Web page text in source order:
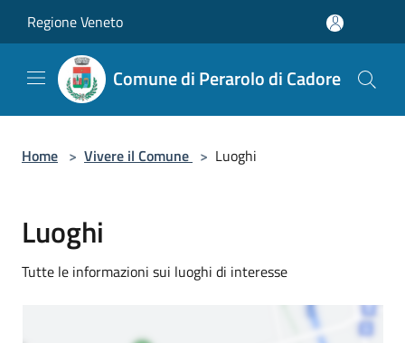
Regione Veneto
Comune di Perarolo di Cadore
Home > Vivere il Comune > Luoghi
Luoghi
Tutte le informazioni sui luoghi di interesse